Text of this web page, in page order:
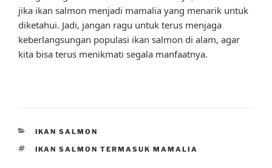
jika ikan salmon menjadi mamalia yang menarik untuk
diketahui. Jadi, jangan ragu untuk terus menjaga
keberlangsungan populasi ikan salmon di alam, agar
kita bisa terus menikmati segala manfaatnya.
CATEGORIES
IKAN SALMON
TAGS
IKAN SALMON TERMASUK MAMALIA